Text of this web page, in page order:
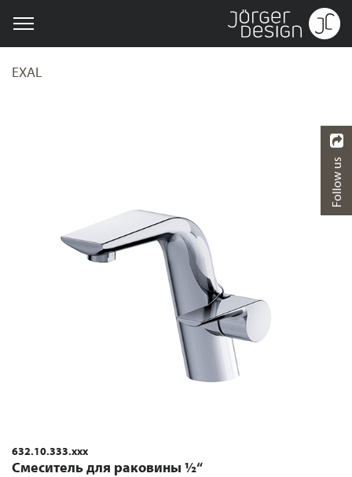
EXAL
632.10.333.xxx
Смеситель для раковины ½“
Follow us